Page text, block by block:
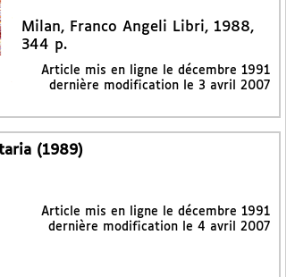
Milan, Franco Angeli Libri, 1988,
344 p.
Article mis en ligne ledécembre 1991
dernière modification le 3 avril 2007
(1989)
Article mis en ligne le décembre 1991
dernière modification le 4 avril 2007